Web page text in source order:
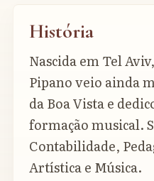
História
Nascida em Tel
Pipano veio ainda
da Boa Vista e
formação musical.
Contabilidade,
Artística e Música.